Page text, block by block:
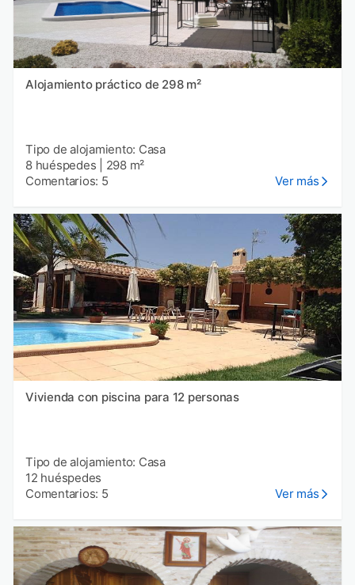
Alojamiento práctico de 298 m²
Tipo de alojamiento: Casa
8 huéspedes
298 m²
Comentarios: 5
Ver más
Vivienda con piscina para 12 personas
Tipo de alojamiento: Casa
12 huéspedes
Comentarios: 5
Ver más